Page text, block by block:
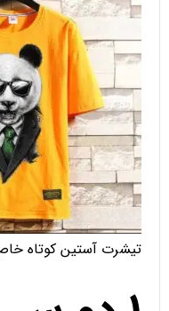
تیشرت آستین کوتاه